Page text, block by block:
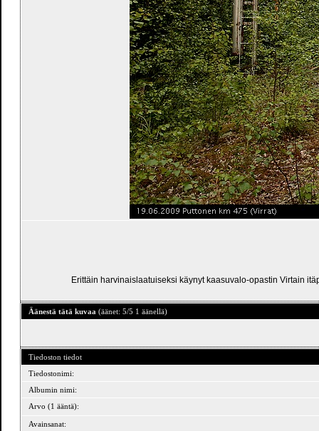
Erittäin harvinaislaatuiseksi käynyt kaasuvalo-opastin Virtain
Äänestä tätä kuvaa (äänet: 5/5 1 äänellä)
Tiedoston tiedot
Tiedostonimi:
Albumin nimi:
Arvo (1 ääntä):
Avainsanat: